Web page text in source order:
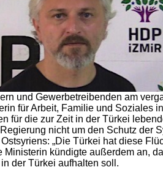
und Gewerbetreibenden am
für Arbeit, Familie und Soziales
für die zur Zeit in der Türkei
nicht um den Schutz der
„Die Türkei hat diese
Ministerin kündigte außerdem an,
der Türkei aufhalten soll.